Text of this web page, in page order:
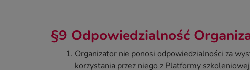
§9 Odpowiedzialność
Organizator nie ponosi odpowiedzialności za
korzystania przez niego z Platformy